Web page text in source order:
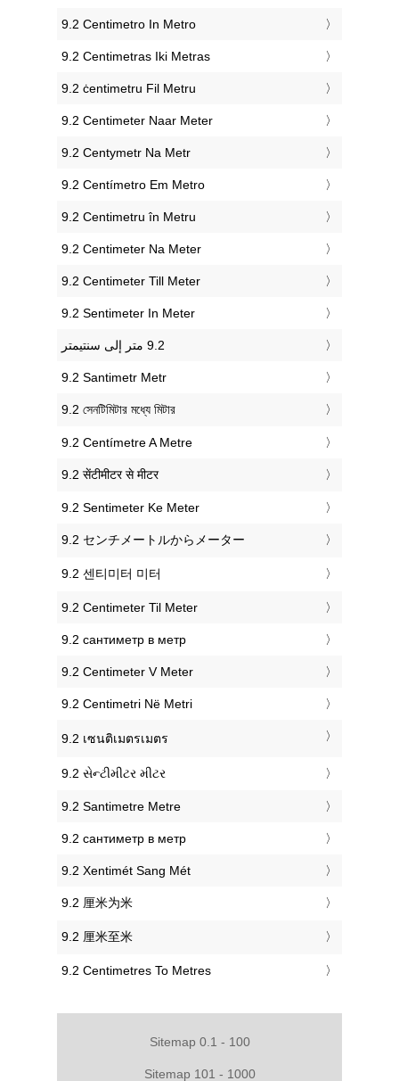
‎9.2 Centimetro In Metro
‎9.2 Centimetras Iki Metras
‎9.2 ċentimetru Fil Metru
‎9.2 Centimeter Naar Meter
‎9.2 Centymetr Na Metr
‎9.2 Centímetro Em Metro
‎9.2 Centimetru în Metru
‎9.2 Centimeter Na Meter
‎9.2 Centimeter Till Meter
‎9.2 Sentimeter In Meter
‎9.2 Santimetr Metr
‎9.2 সেনটিমিটার মধ্যে মিটার
‎9.2 Centímetre A Metre
‎9.2 सेंटीमीटर से मीटर
‎9.2 Sentimeter Ke Meter
‎9.2 センチメートルからメーター
‎9.2 센티미터 미터
‎9.2 Centimeter Til Meter
‎9.2 сантиметр в метр
‎9.2 Centimeter V Meter
‎9.2 Centimetri Në Metri
‎9.2 เซนติเมตรเมตร
‎9.2 સેન્ટીમીટર મીટર
‎9.2 Santimetre Metre
‎9.2 сантиметр в метр
‎9.2 Xentimét Sang Mét
‎9.2 厘米为米
‎9.2 厘米至米
‎9.2 Centimetres To Metres
Sitemap 0.1 - 100
Sitemap 101 - 1000